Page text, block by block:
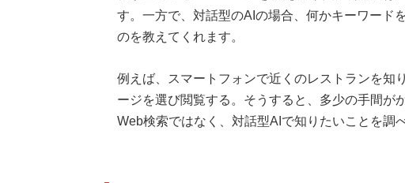
す。一方で、対話型のAIの場合、何かキーワード
のを教えてくれます。
例えば、スマートフォンで近くのレストランを知
ージを選び閲覧する。そうすると、多少の手間が
Web検索ではなく、対話型AIで知りたいことを調